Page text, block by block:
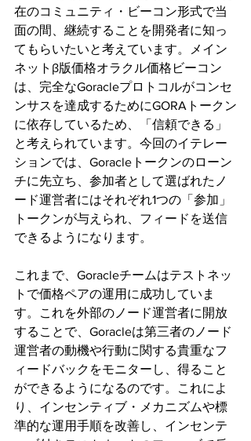
在のコミュニティ・ビーコン形式で当
面の間、継続することを開発者に知っ
てもらいたいと考えています。メイン
ネットβ版価格オラクル価格ビーコン
は、完全なGoracleプロトコルがコンセ
ンサスを達成するためにGORAトークン
に依存しているため、「信頼できる」
と考えられています。今回のイテレー
ションでは、Goracleトークンのローン
チに先立ち、参加者として選ばれたノ
ード運営者にはそれぞれ1つの「参加」
トークンが与えられ、フィードを送信
できるようになります。
これまで、Goracleチームはテストネッ
トで価格ペアの運用に成功していま
す。これを外部のノード運営者に開放
することで、Goracleは第三者のノード
運営者の動機や行動に関する貴重なフ
ィードバックをモニターし、得ること
ができるようになるのです。これによ
り、インセンティブ・メカニズムや標
準的な運用手順を改善し、インセンテ